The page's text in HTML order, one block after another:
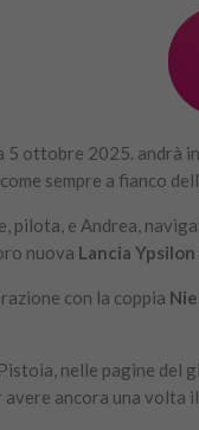
5 ottobre 2025. andrà
sempre a fianco
pilota, e Andrea,
nuova Lancia Ypsilon
con la coppia
nelle pagine del
avere ancora una